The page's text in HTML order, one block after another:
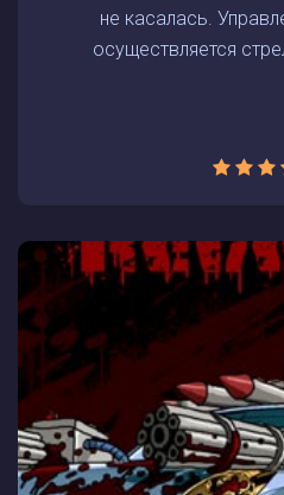
не касалась.
осуществляется